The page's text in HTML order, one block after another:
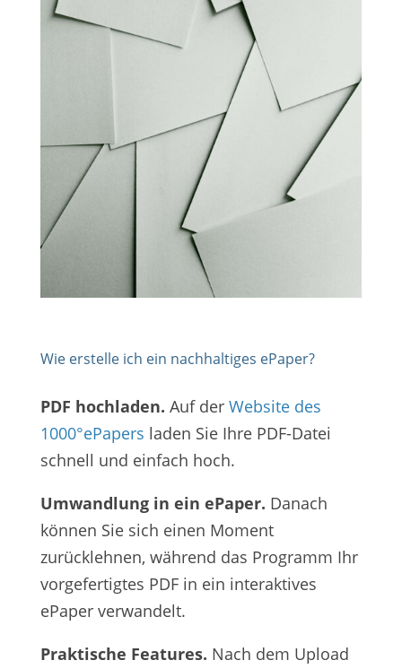
Wie erstelle ich ein nachhaltiges ePaper?
PDF hochladen. Auf der Website des
1000°ePapers laden Sie Ihre PDF-Datei
schnell und einfach hoch.
Umwandlung in ein ePaper. Danach
können Sie sich einen Moment
zurücklehnen, während das Programm Ihr
vorgefertigtes PDF in ein interaktives
ePaper verwandelt.
Praktische Features. Nach dem Upload